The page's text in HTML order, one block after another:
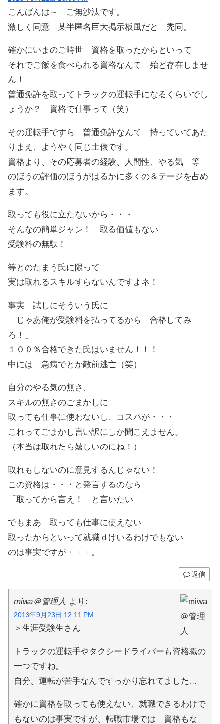
こんばんは～ ご無沙汰です。
激しく同意 某半匿名巨大掲示板風だと 禿同。
確かにいまのご時世 資格を取ったからといって
それでご飯を食べられる資格なんて 殆ど存在しませ
ん！
普通免許を取ってトラックの運転手になるくらいでし
ょうか？ 資格で仕事って（笑）
その運転手ですら 普通免許なんて 持っていてあた
りまえ、ようやく同じ土俵です。
資格より、その応募者の経験、人間性、やる気 等
のほうの評価のほうがはるかに多くの＆テージを占め
ます。
取っても役に立たないから・・・
そんなの簡単ジャン！ 取る価値もない
受験料の無駄！
等とのたまう氏に限って
実は取れるスキルすらないんですよネ！
事実 試しにそういう氏に
「じゃあ俺が受験料を払ってるから 合格してみ
ろ！」
１００％合格できた氏はいません！！！
中には 急病でとか敵前逃亡（笑）
自分のやる気の無さ、
スキルの無さのごまかしに
取っても仕事に使わないし、コスパが・・・
これってごまかし言い訳にしか聞こえません。
（本当は取れたら嬉しいのにね！）
取れもしないのに意見するんじゃない！
この資格は・・・と発言するのなら
「取ってから言え！」と言いたい
でもまあ 取っても仕事に使えない
取ったからといって就職ｄけいるわけでもない
のは事実ですが・・・。
返信
miwa＠管理人 より:
2013年9月23日 12:11 PM
＞生涯受験生さん
トラックの運転手やタクシードライバーも資格職の
一つですね。
自分、運転が苦手なんですっかり忘れてました…
確かに資格を取っても使えない、就職できるわけで
もないのは事実ですが、転職市場では「資格もな